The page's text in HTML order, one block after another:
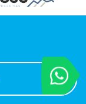
VOCÊ
Entre em